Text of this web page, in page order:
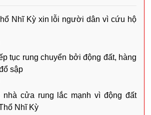
Nhĩ Kỳ xin lỗi người dân vì cứu hộ
tục rung chuyển bởi động đất, hàng
sập
nhà cửa rung lắc mạnh vì động đất
Nhĩ Kỳ